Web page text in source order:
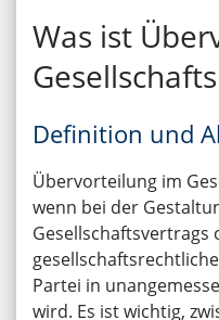
Was ist
Definition und
Übervorteilung im
wenn bei der
Gesellschaftsvertrags
Partei in
wird. Es ist wichtig,